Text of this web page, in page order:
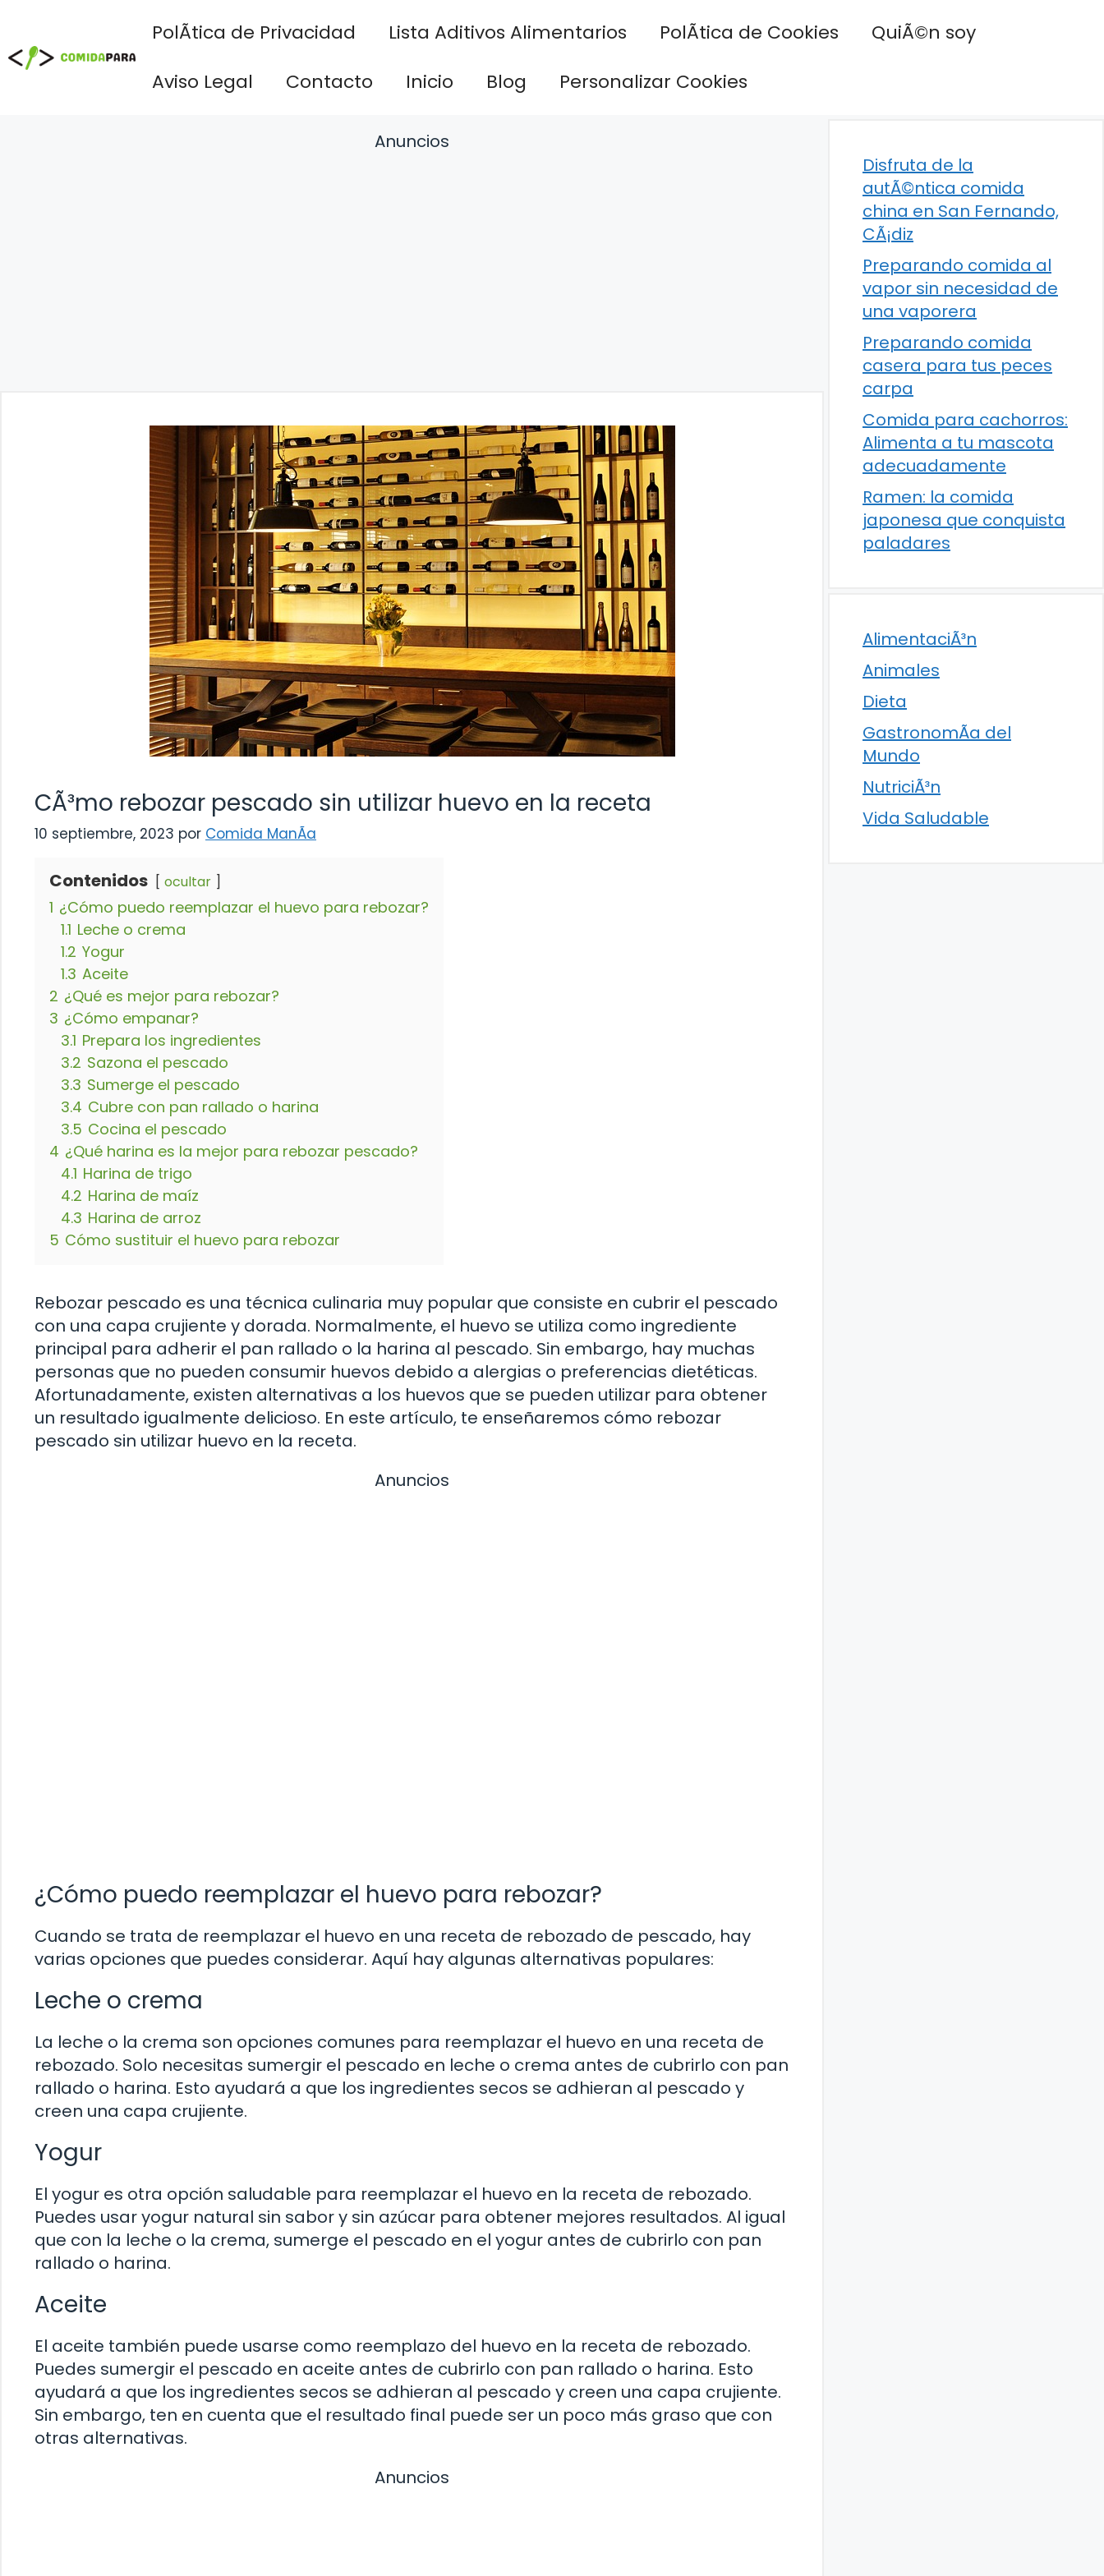
contenido
PolÃ­tica de Privacidad Lista Aditivos Alimentarios PolÃ­tica de Cookies
QuiÃ©n soy
Aviso Legal
Contacto Inicio Blog Personalizar Cookies
Anuncios
CÃ³mo rebozar pescado sin utilizar huevo en la receta
10 septiembre, 2023 por Comida ManÃ­a
Contenidos ocultar
1 ¿Cómo puedo reemplazar el huevo para rebozar?
1.1 Leche o crema
1.2 Yogur
1.3 Aceite
2 ¿Qué es mejor para rebozar?
3 ¿Cómo empanar?
3.1 Prepara los ingredientes
3.2 Sazona el pescado
3.3 Sumerge el pescado
3.4 Cubre con pan rallado o harina
3.5 Cocina el pescado
4 ¿Qué harina es la mejor para rebozar pescado?
4.1 Harina de trigo
4.2 Harina de maíz
4.3 Harina de arroz
5 Cómo sustituir el huevo para rebozar
Rebozar pescado es una técnica culinaria muy popular que consiste en cubrir el pescado
con una capa crujiente y dorada. Normalmente, el huevo se utiliza como ingrediente
principal para adherir el pan rallado o la harina al pescado. Sin embargo, hay muchas
personas que no pueden consumir huevos debido a alergias o preferencias dietéticas.
Afortunadamente, existen alternativas a los huevos que se pueden utilizar para obtener
un resultado igualmente delicioso. En este artículo, te enseñaremos cómo rebozar
pescado sin utilizar huevo en la receta.
Anuncios
¿Cómo puedo reemplazar el huevo para rebozar?
Cuando se trata de reemplazar el huevo en una receta de rebozado de pescado, hay
varias opciones que puedes considerar. Aquí hay algunas alternativas populares:
Leche o crema
La leche o la crema son opciones comunes para reemplazar el huevo en una receta de
rebozado. Solo necesitas sumergir el pescado en leche o crema antes de cubrirlo con pan
rallado o harina. Esto ayudará a que los ingredientes secos se adhieran al pescado y
creen una capa crujiente.
Yogur
El yogur es otra opción saludable para reemplazar el huevo en la receta de rebozado.
Puedes usar yogur natural sin sabor y sin azúcar para obtener mejores resultados. Al igual
que con la leche o la crema, sumerge el pescado en el yogur antes de cubrirlo con pan
rallado o harina.
Aceite
El aceite también puede usarse como reemplazo del huevo en la receta de rebozado.
Puedes sumergir el pescado en aceite antes de cubrirlo con pan rallado o harina. Esto
ayudará a que los ingredientes secos se adhieran al pescado y creen una capa crujiente.
Sin embargo, ten en cuenta que el resultado final puede ser un poco más graso que con
otras alternativas.
Anuncios
Disfruta de la
autÃ©ntica comida
china en San Fernando,
CÃ¡diz
Preparando comida al
vapor sin necesidad de
una vaporera
Preparando comida
casera para tus peces
carpa
Comida para cachorros:
Alimenta a tu mascota
adecuadamente
Ramen: la comida
japonesa que conquista
paladares
AlimentaciÃ³n
Animales
Dieta
GastronomÃ­a del
Mundo
NutriciÃ³n
Vida Saludable